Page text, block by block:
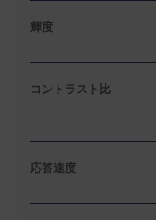
輝度
コントラスト比
応答速度